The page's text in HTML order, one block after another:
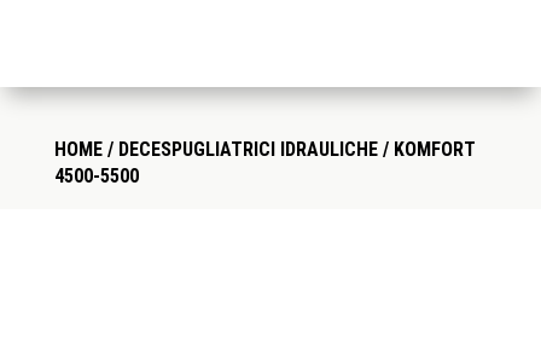
HOME/ DECESPUGLIATRICI IDRAULICHE/ KOMFORT
4500-5500